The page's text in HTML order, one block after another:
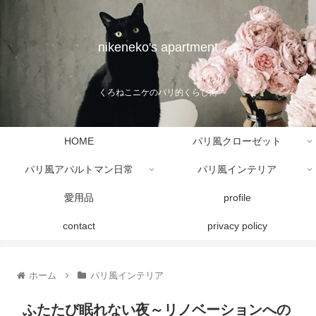
nikeneko's apartment
くろねこニケのパリ的くらし術
HOME パリ風クローゼット
パリ風アパルトマン日常 パリ風インテリア
愛用品 profile
contact privacy policy
ホーム パリ風インテリア
ふたたび眠れない夜～リノベーションへの